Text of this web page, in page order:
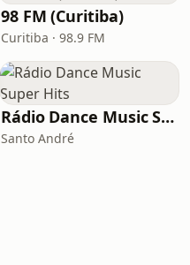
98 FM (Curitiba)
Curitiba · 98.9 FM
Rádio Dance Music Super Hits
Santo André